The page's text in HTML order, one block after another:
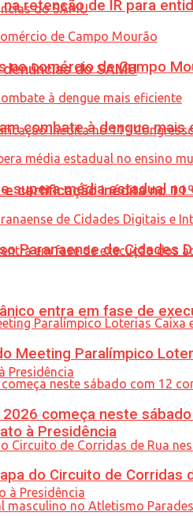
do SAMU
certificação inédita no
entra em fase de
à Presidência
retenção de IR para
no comércio de Campo
combate à dengue mais
supera média estadual no
Paranaense de Cidades
Meeting Paralímpico
começa neste
do Circuito de Corridas